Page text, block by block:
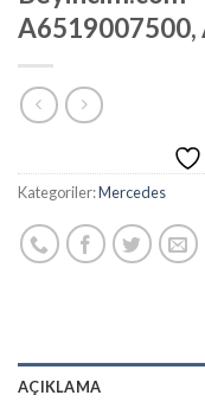
A6519007500,
Kategoriler:Mercedes
AÇIKLAMA